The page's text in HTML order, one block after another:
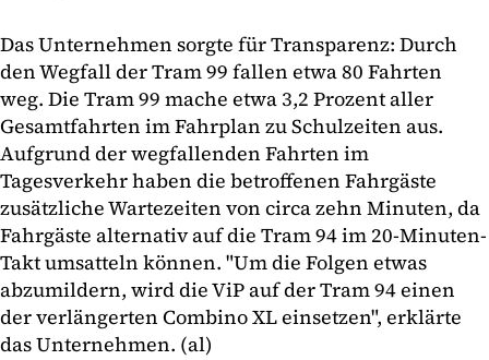
Das Unternehmen sorgte für Transparenz: Durch
den Wegfall der Tram 99 fallen etwa 80 Fahrten
weg. Die Tram 99 mache etwa 3,2 Prozent aller
Gesamtfahrten im Fahrplan zu Schulzeiten aus.
Aufgrund der wegfallenden Fahrten im
Tagesverkehr haben die betroffenen Fahrgäste
zusätzliche Wartezeiten von circa zehn Minuten, da
Fahrgäste alternativ auf die Tram 94 im 20-Minuten-
Takt umsatteln können. "Um die Folgen etwas
abzumildern, wird die ViP auf der Tram 94 einen
der verlängerten Combino XL einsetzen", erklärte
das Unternehmen. (al)